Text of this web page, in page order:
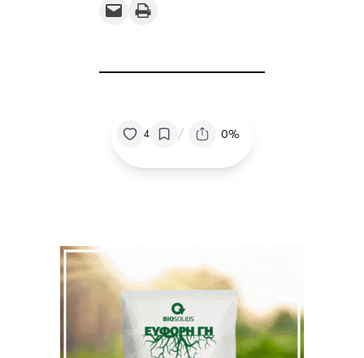
Email this Page Print this Page
4 / 0%